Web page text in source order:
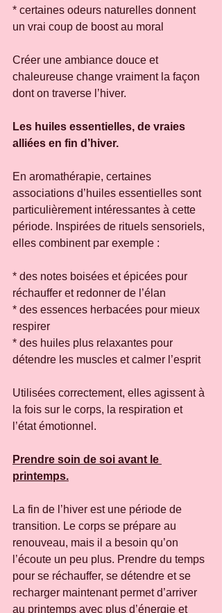
* certaines odeurs naturelles donnent
un vrai coup de boost au moral
Créer une ambiance douce et
chaleureuse change vraiment la façon
dont on traverse l’hiver.
Les huiles essentielles, de vraies
alliées en fin d’hiver.
En aromathérapie, certaines
associations d’huiles essentielles sont
particulièrement intéressantes à cette
période. Inspirées de rituels sensoriels,
elles combinent par exemple :
* des notes boisées et épicées pour
réchauffer et redonner de l’élan
* des essences herbacées pour mieux
respirer
* des huiles plus relaxantes pour
détendre les muscles et calmer l’esprit
Utilisées correctement, elles agissent à
la fois sur le corps, la respiration et
l’état émotionnel.
Prendre soin de soi avant le
printemps.
La fin de l’hiver est une période de
transition. Le corps se prépare au
renouveau, mais il a besoin qu’on
l’écoute un peu plus. Prendre du temps
pour se réchauffer, se détendre et se
recharger maintenant permet d’arriver
au printemps avec plus d’énergie et